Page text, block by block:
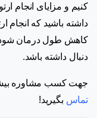
کنیم و مزایای انجام
داشته باشید که انجام
کاهش طول درمان شود و
دنبال داشته باشد.
جهت کسب مشاوره
تماس بگیرید!